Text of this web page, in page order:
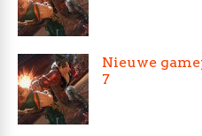
Nieuwe
7